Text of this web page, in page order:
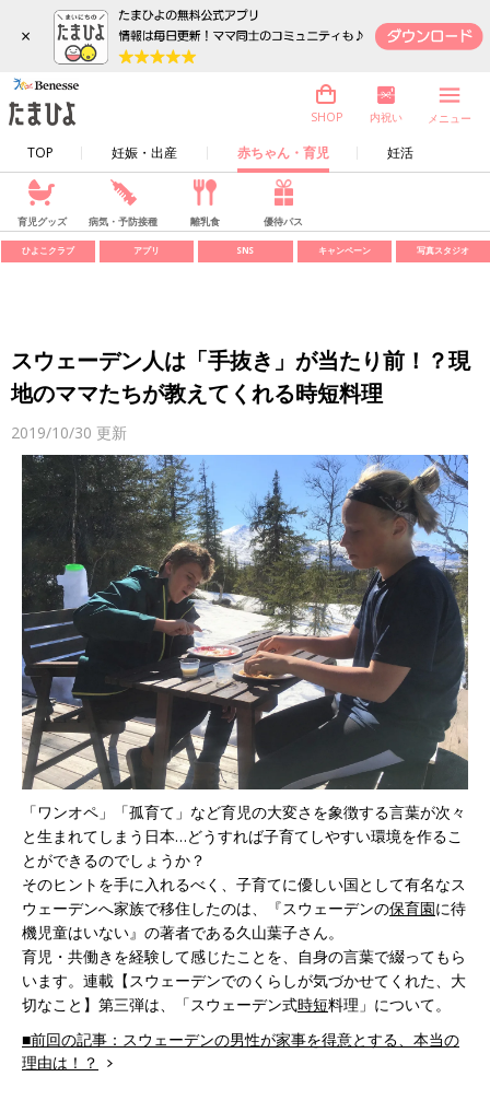
×
TOP 妊娠・出産 赤ちゃん・育児 妊活
SHOP 内祝い メニュー
育児グッズ 病気・予防接種 離乳食 優待パス
ひよこクラブ アプリ SNS キャンペーン 写真スタジオ
スウェーデン人は「手抜き」が当たり前！？現
地のママたちが教えてくれる時短料理
2019/10/30 更新
「ワンオペ」「孤育て」など育児の大変さを象徴する言葉が次々
と生まれてしまう日本…どうすれば子育てしやすい環境を作るこ
とができるのでしょうか？
そのヒントを手に入れるべく、子育てに優しい国として有名なス
ウェーデンへ家族で移住したのは、『スウェーデンの保育園に待
機児童はいない』の著者である久山葉子さん。
育児・共働きを経験して感じたことを、自身の言葉で綴ってもら
います。連載【スウェーデンでのくらしが気づかせてくれた、大
切なこと】第三弾は、「スウェーデン式時短料理」について。
■前回の記事：スウェーデンの男性が家事を得意とする、本当の
理由は！？